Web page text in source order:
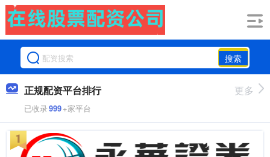
搜索
正规配资平台排行
已收录999+家平台
更多